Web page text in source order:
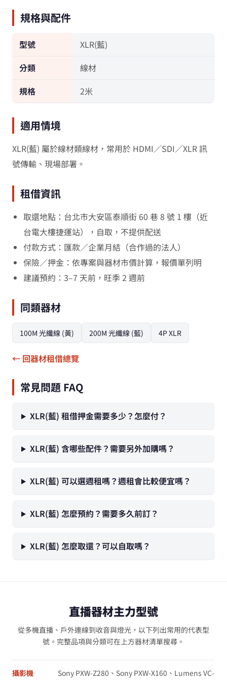
規格與配件
型號
XLR(藍)
分類
線材
規格
2米
適用情境
XLR(藍) 屬於線材類線材，常用於 HDMI／SDI／XLR 訊
號傳輸、現場部署。
租借資訊
取還地點：台北市大安區泰順街 60 巷 8 號 1 樓（近
台電大樓捷運站），自取，不提供配送
付款方式：匯款／企業月結（合作過的法人）
保險／押金：依專案與器材市價計算，報價單列明
建議預約：3–7 天前，旺季 2 週前
同類器材
100M 光纖線 (黃) 200M 光纖線 (藍) 4P XLR
← 回器材租借總覽
常見問題 FAQ
XLR(藍) 租借押金需要多少？怎麼付？
XLR(藍) 含哪些配件？需要另外加購嗎？
XLR(藍) 可以選週租嗎？週租會比較便宜嗎？
XLR(藍) 怎麼預約？需要多久前訂？
XLR(藍) 怎麼取還？可以自取嗎？
直播器材主力型號
從多機直播、戶外連線到收音與燈光，以下列出常用的代表型
號。完整品項與分類可在上方器材清單搜尋。
攝影機
Sony PXW-Z280、Sony PXW-X160、Lumens VC-